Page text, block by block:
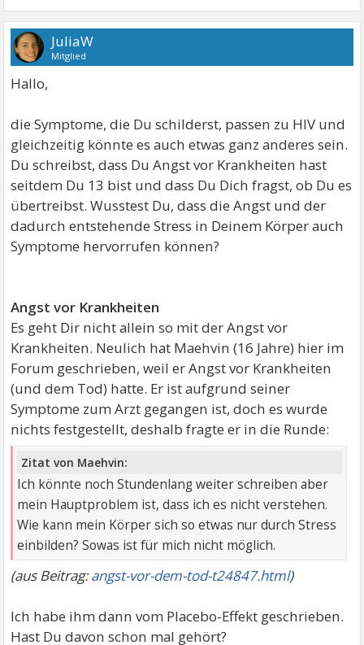
JuliaW
Mitglied
Hallo,
die Symptome, die Du schilderst, passen zu HIV und
gleichzeitig könnte es auch etwas ganz anderes sein.
Du schreibst, dass Du Angst vor Krankheiten hast
seitdem Du 13 bist und dass Du Dich fragst, ob Du es
übertreibst. Wusstest Du, dass die Angst und der
dadurch entstehende Stress in Deinem Körper auch
Symptome hervorrufen können?
Angst vor Krankheiten
Es geht Dir nicht allein so mit der Angst vor
Krankheiten. Neulich hat Maehvin (16 Jahre) hier im
Forum geschrieben, weil er Angst vor Krankheiten
(und dem Tod) hatte. Er ist aufgrund seiner
Symptome zum Arzt gegangen ist, doch es wurde
nichts festgestellt, deshalb fragte er in die Runde:
Zitat von Maehvin:
Ich könnte noch Stundenlang weiter schreiben aber
mein Hauptproblem ist, dass ich es nicht verstehen.
Wie kann mein Körper sich so etwas nur durch Stress
einbilden? Sowas ist für mich nicht möglich.
(aus Beitrag:angst-vor-dem-tod-t24847.html)
Ich habe ihm dann vom Placebo-Effekt geschrieben.
Hast Du davon schon mal gehört?